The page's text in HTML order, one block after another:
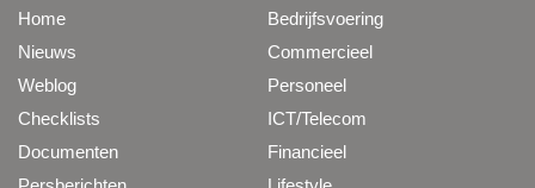
Home
Nieuws
Weblog
Checklists
Documenten
Bedrijfsvoering
Commercieel
Personeel
ICT/Telecom
Financieel